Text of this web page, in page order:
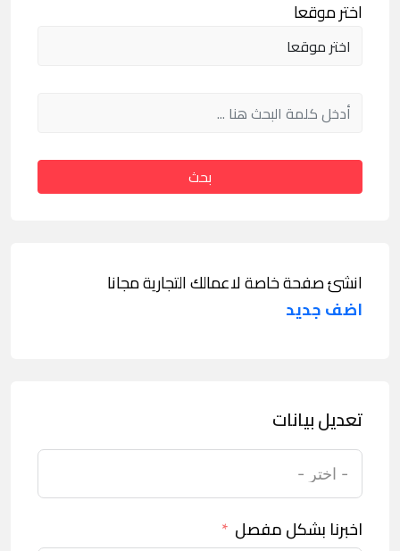
اختر موقعا
بحث
انشئ صفحة خاصة لاعمالك التجارية مجانا
اضف جديد
تعديل بيانات
اخبرنا بشكل مفصل